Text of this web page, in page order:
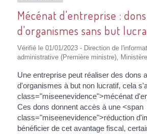
Mécénat d'entreprise :
d'organismes sans but
Vérifié le 01/01/2023 - Direction de
administrative (Première ministre),
Une entreprise peut réaliser des dons
d'organismes à but non lucratif, cela
class="miseenevidence">mécénat
Ces dons donnent accès à une <span
class="miseenevidence">réduction
bénéficier de cet avantage fiscal,